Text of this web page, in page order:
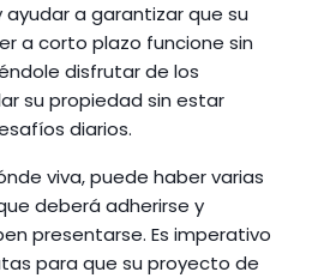
a garantizar que su
a corto plazo funcione sin
disfrutar de los
su propiedad sin estar
diarios.
viva, puede haber varias
deberá adherirse y
presentarse. Es imperativo
para que su proyecto de